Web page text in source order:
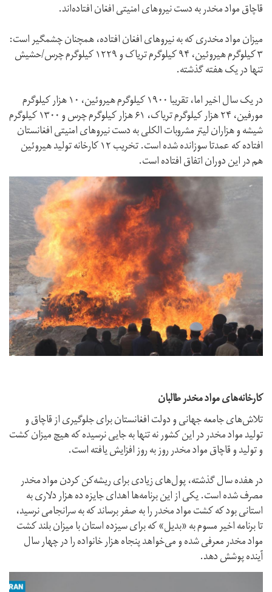
قاچاق مواد مخدر به دست نیروهای امنیتی افغان افتاده‌اند.
میزان مواد مخدری که به نیروهای افغان افتاده، همچنان چشمگیر است:
۳ کیلوگرم هیروئین، ۹۴ کیلوگرم تریاک و ۱۲۲۹ کیلوگرم چرس/حشیش
تنها در یک هفته گذشته.
در یک سال اخیر اما، تقریبا ۱۹۰۰ کیلوگرم هیروئین، ۱۰ هزار کیلوگرم
مورفین، ۲۴ هزار کیلوگرم تریاک، ۶۱ هزار کیلوگرم چرس و ۱۳۰۰ کیلوگرم
شیشه و هزاران لیتر مشروبات الکلی به دست نیروهای امنیتی افغانستان
افتاده که عمدتا سوزانده شده است. تخریب ۱۲ کارخانه تولید هیروئین
هم در این دوران اتفاق افتاده است.
کارخانه‌های مواد مخدر طالبان
تلاش‌های جامعه جهانی و دولت افغانستان برای جلوگیری از قاچاق و
تولید مواد مخدر در این کشور نه تنها به جایی نرسیده که هیچ میزان کشت
و تولید و قاچاق مواد مخدر روز به روز افزایش یافته است.
در هفده سال گذشته، پول‌های زیادی برای ریشه‌کن کردن مواد مخدر
مصرف شده است. یکی از این برنامه‌ها اهدای جایزه ده هزار دلاری به
استانی بود که کشت مواد مخدر را به صفر برساند که به سرانجامی نرسید،
تا برنامه اخیر مسوم به «بدیل» که برای سیزده استان با میزان بلند کشت
مواد مخدر معرفی شده و می‌خواهد پنجاه هزار خانواده را در چهار سال
آینده پوشش دهد.